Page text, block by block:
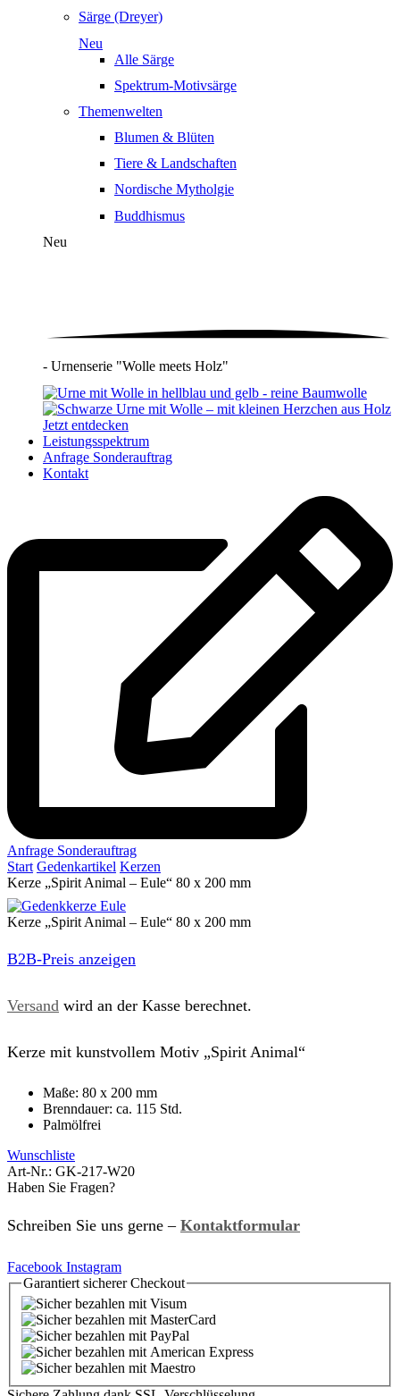
Särge (Dreyer)
Neu
Alle Särge
Spektrum-Motivsärge
Themenwelten
Blumen & Blüten
Tiere & Landschaften
Nordische Mytholgie
Buddhismus
Neu
- Urnenserie "Wolle meets Holz"
Jetzt entdecken
Leistungsspektrum
Anfrage Sonderauftrag
Kontakt
Anfrage Sonderauftrag
Start Gedenkartikel Kerzen
Kerze „Spirit Animal – Eule“ 80 x 200 mm
Kerze „Spirit Animal – Eule“ 80 x 200 mm
B2B-Preis anzeigen
Versand wird an der Kasse berechnet.
Kerze mit kunstvollem Motiv „Spirit Animal“
Maße: 80 x 200 mm
Brenndauer: ca. 115 Std.
Palmölfrei
Wunschliste
Art-Nr.: GK-217-W20
Haben Sie Fragen?
Schreiben Sie uns gerne – Kontaktformular
Facebook Instagram
Garantiert sichererCheckout